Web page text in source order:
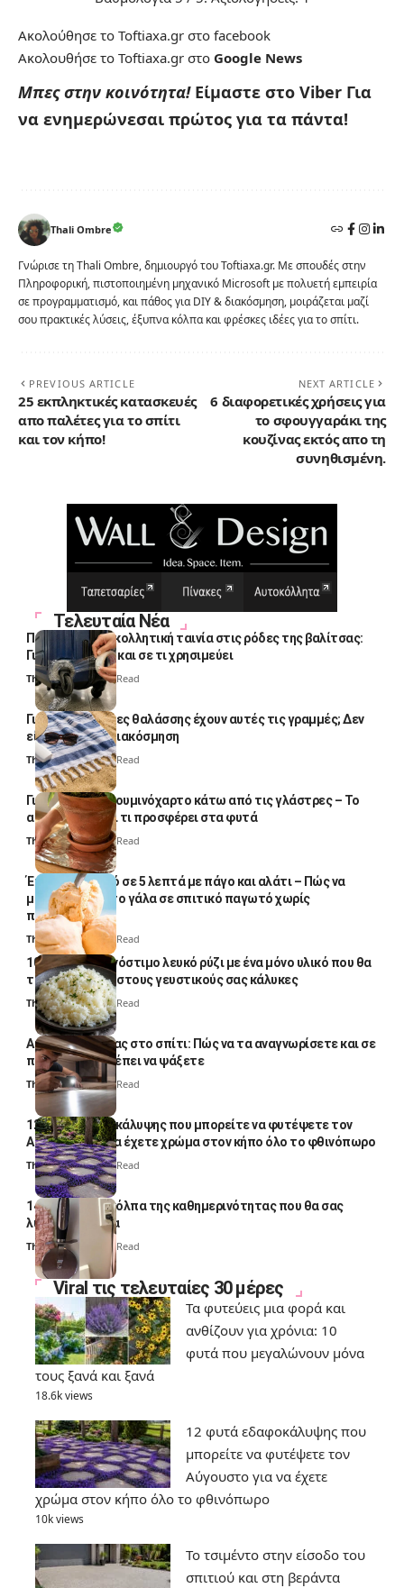
Ακολούθησε το Toftiaxa.gr στο facebook
Ακολουθήσε το Toftiaxa.gr στο Google News
Μπες στην κοινότητα! Είμαστε στο Viber Για
να ενημερώνεσαι πρώτος για τα πάντα!
Thali Ombre
Γνώρισε τη Thali Ombre, δημιουργό του Toftiaxa.gr. Με σπουδές στην
Πληροφορική, πιστοποιημένη μηχανικό Microsoft με πολυετή εμπειρία
σε προγραμματισμό, και πάθος για DIY & διακόσμηση, μοιράζεται μαζί
σου πρακτικές λύσεις, έξυπνα κόλπα και φρέσκες ιδέες για το σπίτι.
PREVIOUS ARTICLE
25 εκπληκτικές κατασκευές
απο παλέτες για το σπίτι
και τον κήπο!
NEXT ARTICLE
6 διαφορετικές χρήσεις για
το σφουγγαράκι της
κουζίνας εκτός απο τη
συνηθισμένη.
Τελευταία Νέα
Πολλοί βάζουν κολλητική ταινία στις ρόδες της βαλίτσας:
Γιατί το κάνουν και σε τι χρησιμεύει
Thali Ombre4 Min Read
Γιατί οι πετσέτες θαλάσσης έχουν αυτές τις γραμμές; Δεν
είναι μόνο για διακόσμηση
Thali Ombre5 Min Read
Γιατί βάζουν αλουμινόχαρτο κάτω από τις γλάστρες – Το
απλό κόλπο και τι προσφέρει στα φυτά
Thali Ombre4 Min Read
Έτοιμο παγωτό σε 5 λεπτά με πάγο και αλάτι – Πώς να
μετατρέψετε το γάλα σε σπιτικό παγωτό χωρίς
παγωτομηχανή
Thali Ombre 4 Min Read
10 φορές ποιο νόστιμο λευκό ρύζι με ένα μόνο υλικό που θα
το απογειώσει στους γευστικούς σας κάλυκες
Thali Ombre4 Min Read
Αυγά κατσαρίδας στο σπίτι: Πώς να τα αναγνωρίσετε και σε
ποια σημεία πρέπει να ψάξετε
Thali Ombre4 Min Read
12 φυτά εδαφοκάλυψης που μπορείτε να φυτέψετε τον
Αύγουστο για να έχετε χρώμα στον κήπο όλο το φθινόπωρο
Thali Ombre7 Min Read
14 πανέξυπνα κόλπα της καθημερινότητας που θα σας
λύσουν τα χέρια
Thali Ombre 6 Min Read
Viral τις τελευταίες 30 μέρες
Τα φυτεύεις μια φορά και
ανθίζουν για χρόνια: 10
φυτά που μεγαλώνουν μόνα
τους ξανά και ξανά
18.6k views
12 φυτά εδαφοκάλυψης που
μπορείτε να φυτέψετε τον
Αύγουστο για να έχετε
χρώμα στον κήπο όλο το φθινόπωρο
10k views
Το τσιμέντο στην είσοδο του
σπιτιού και στη βεράντα